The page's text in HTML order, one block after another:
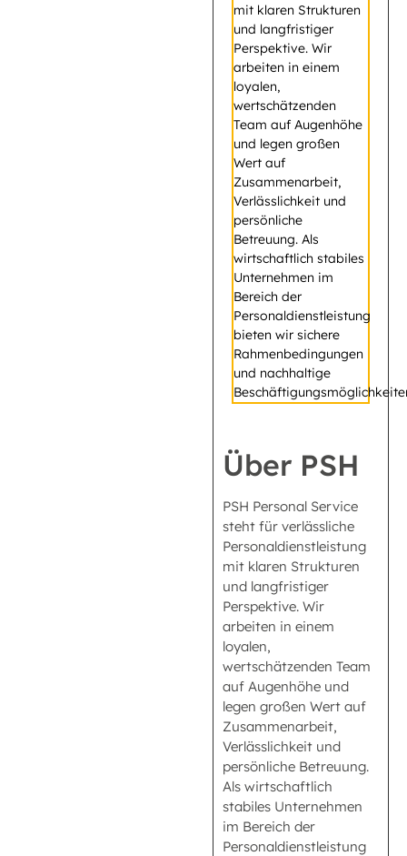
mit klaren Strukturen
und langfristiger
Perspektive. Wir
arbeiten in einem
loyalen,
wertschätzenden
Team auf Augenhöhe
und legen großen
Wert auf
Zusammenarbeit,
Verlässlichkeit und
persönliche
Betreuung. Als
wirtschaftlich stabiles
Unternehmen im
Bereich der
Personaldienstleistung
bieten wir sichere
Rahmenbedingungen
und nachhaltige
Über PSH
PSH Personal Service
steht für verlässliche
Personaldienstleistung
mit klaren Strukturen
und langfristiger
Perspektive. Wir
arbeiten in einem
loyalen,
wertschätzenden Team
auf Augenhöhe und
legen großen Wert auf
Zusammenarbeit,
Verlässlichkeit und
persönliche Betreuung.
Als wirtschaftlich
stabiles Unternehmen
im Bereich der
Personaldienstleistung